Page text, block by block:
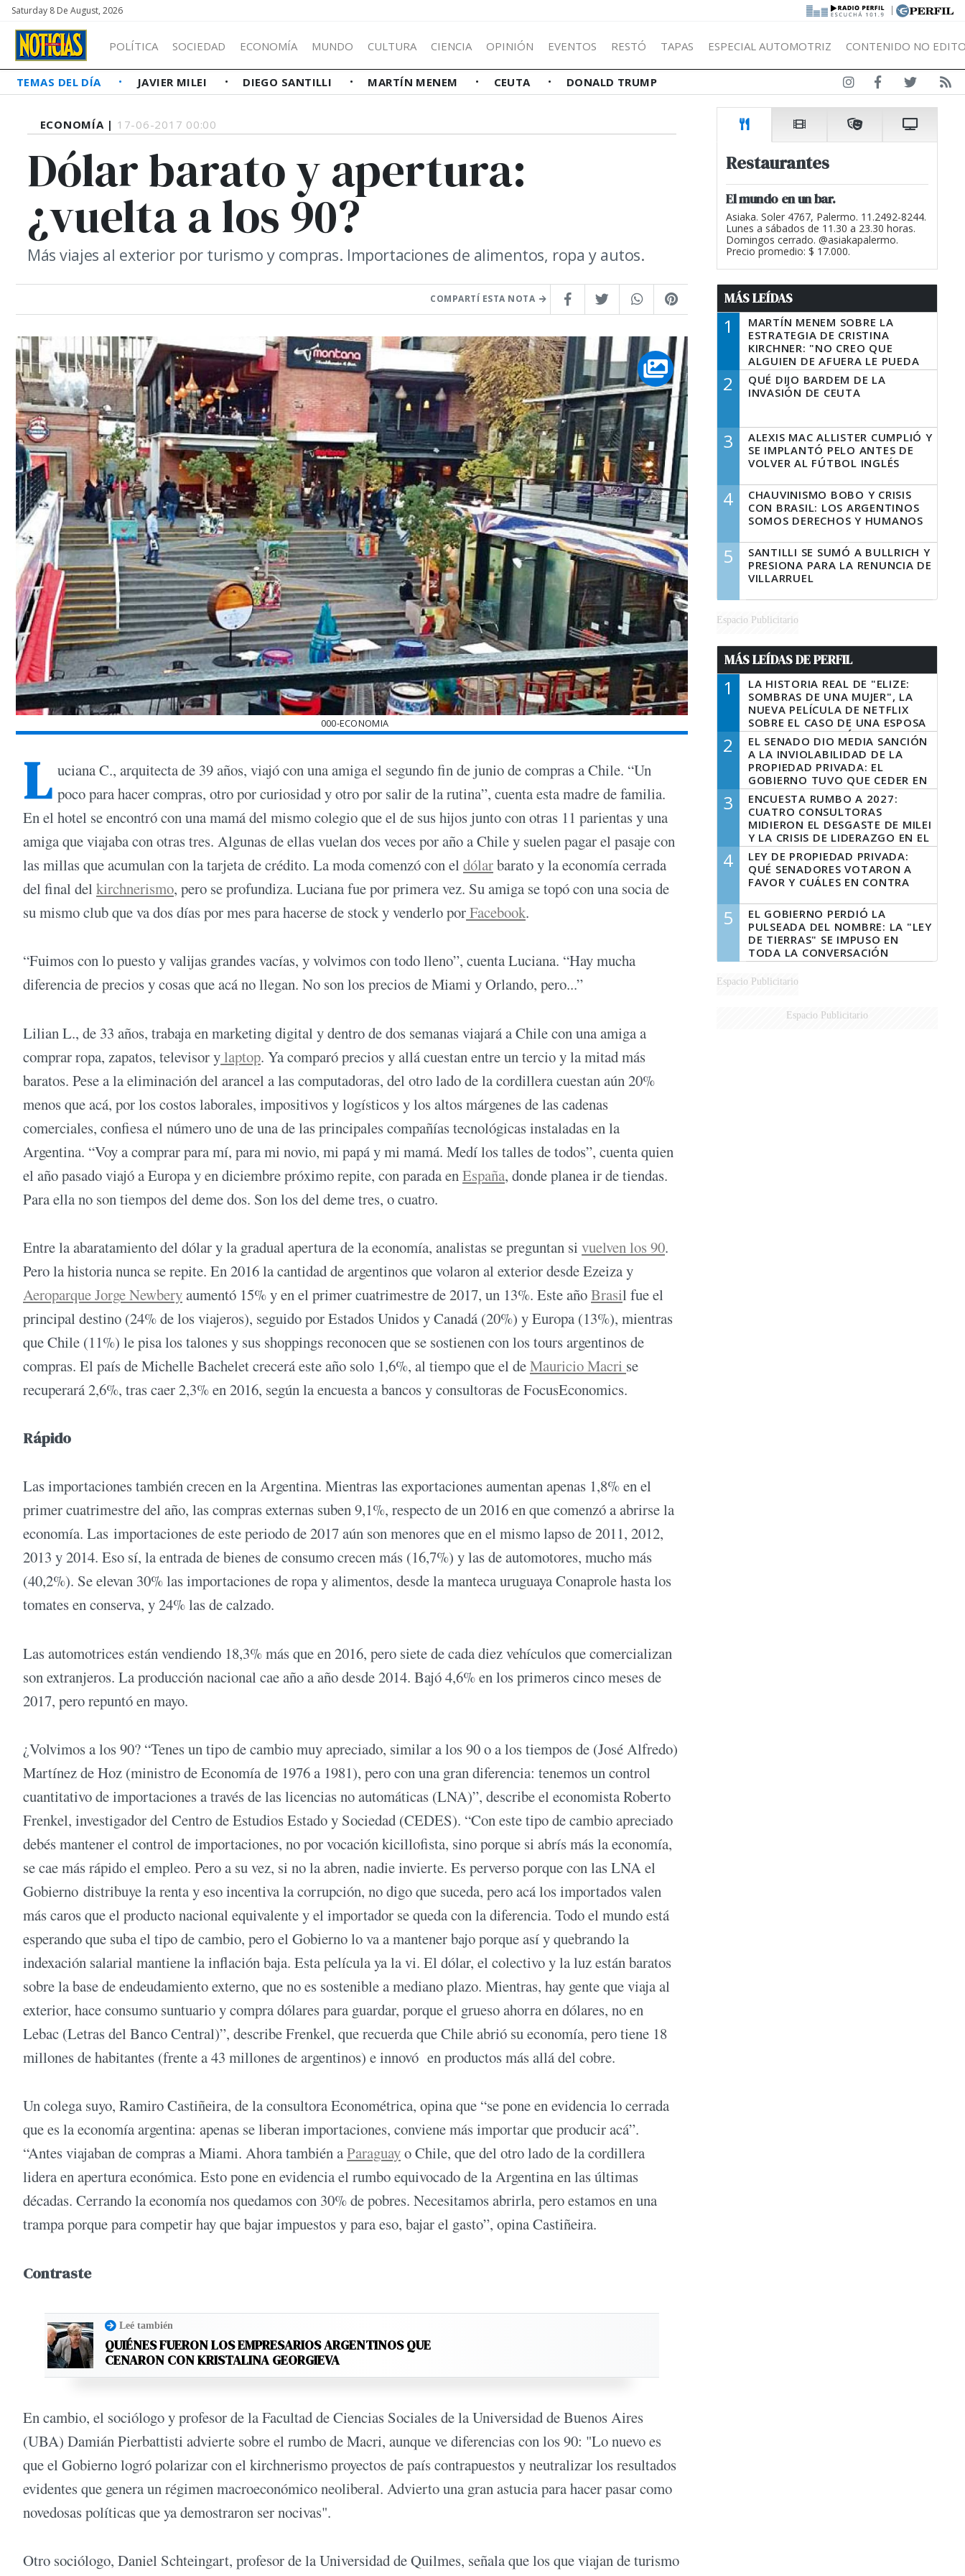
Saturday 8 De August, 2026 |
POLÍTICA SOCIEDAD ECONOMÍA MUNDO CULTURA CIENCIA OPINIÓN EVENTOS RESTÓ TAPAS ESPECIAL AUTOMOTRIZ CONTENIDO NO
TEMAS DEL DÍA JAVIER MILEI DIEGO SANTILLI MARTÍN MENEM CEUTA DONALD TRUMP
ECONOMÍA | 17-06-2017 00:00
Dólar barato y apertura:
¿vuelta a los 90?
Más viajes al exterior por turismo y compras. Importaciones de alimentos, ropa y autos.
COMPARTÍ ESTA NOTA
000-ECONOMIA
L uciana C., arquitecta de 39 años, viajó con una amiga el segundo fin de junio de compras a Chile. “Un
poco para hacer compras, otro por curiosidad y otro por salir de la rutina”, cuenta esta madre de familia.
En el hotel se encontró con una mamá del mismo colegio que el de sus hijos junto con otras 11 parientas y una
amiga que viajaba con otras tres. Algunas de ellas vuelan dos veces por año a Chile y suelen pagar el pasaje con
las millas que acumulan con la tarjeta de crédito. La moda comenzó con el dólarbarato y la economía cerrada
del final del kirchnerismo, pero se profundiza. Luciana fue por primera vez. Su amiga se topó con una socia de
su mismo club que va dos días por mes para hacerse de stock y venderlo porFacebook.
“Fuimos con lo puesto y valijas grandes vacías, y volvimos con todo lleno”, cuenta Luciana. “Hay mucha
diferencia de precios y cosas que acá no llegan. No son los precios de Miami y Orlando, pero...”
Lilian L., de 33 años, trabaja en marketing digital y dentro de dos semanas viajará a Chile con una amiga a
comprar ropa, zapatos, televisor ylaptop. Ya comparó precios y allá cuestan entre un tercio y la mitad más
baratos. Pese a la eliminación del arancel a las computadoras, del otro lado de la cordillera cuestan aún 20%
menos que acá, por los costos laborales, impositivos y logísticos y los altos márgenes de las cadenas
comerciales, confiesa el número uno de una de las principales compañías tecnológicas instaladas en la
Argentina. “Voy a comprar para mí, para mi novio, mi papá y mi mamá. Medí los talles de todos”, cuenta quien
el año pasado viajó a Europa y en diciembre próximo repite, con parada enEspaña, donde planea ir de tiendas.
Para ella no son tiempos del deme dos. Son los del deme tres, o cuatro.
Entre la abaratamiento del dólar y la gradual apertura de la economía, analistas se preguntan si vuelven los 90.
Pero la historia nunca se repite. En 2016 la cantidad de argentinos que volaron al exterior desde Ezeiza y
Aeroparque Jorge Newberyaumentó 15% y en el primer cuatrimestre de 2017, un 13%. Este añoBrasil fue el
principal destino (24% de los viajeros), seguido por Estados Unidos y Canadá (20%) y Europa (13%), mientras
que Chile (11%) le pisa los talones y sus shoppings reconocen que se sostienen con los tours argentinos de
compras. El país de Michelle Bachelet crecerá este año solo 1,6%, al tiempo que el deMauricio Macri se
recuperará 2,6%, tras caer 2,3% en 2016, según la encuesta a bancos y consultoras de FocusEconomics.
Rápido
Las importaciones también crecen en la Argentina. Mientras las exportaciones aumentan apenas 1,8% en el
primer cuatrimestre del año, las compras externas suben 9,1%, respecto de un 2016 en que comenzó a abrirse la
economía. Las importaciones de este periodo de 2017 aún son menores que en el mismo lapso de 2011, 2012,
2013 y 2014. Eso sí, la entrada de bienes de consumo crecen más (16,7%) y las de automotores, mucho más
(40,2%). Se elevan 30% las importaciones de ropa y alimentos, desde la manteca uruguaya Conaprole hasta los
tomates en conserva, y 24% las de calzado.
Las automotrices están vendiendo 18,3% más que en 2016, pero siete de cada diez vehículos que comercializan
son extranjeros. La producción nacional cae año a año desde 2014. Bajó 4,6% en los primeros cinco meses de
2017, pero repuntó en mayo.
¿Volvimos a los 90? “Tenes un tipo de cambio muy apreciado, similar a los 90 o a los tiempos de (José Alfredo)
Martínez de Hoz (ministro de Economía de 1976 a 1981), pero con una gran diferencia: tenemos un control
cuantitativo de importaciones a través de las licencias no automáticas (LNA)”, describe el economista Roberto
Frenkel, investigador del Centro de Estudios Estado y Sociedad (CEDES). “Con este tipo de cambio apreciado
debés mantener el control de importaciones, no por vocación kicillofista, sino porque si abrís más la economía,
se cae más rápido el empleo. Pero a su vez, si no la abren, nadie invierte. Es perverso porque con las LNA el
Gobierno distribuye la renta y eso incentiva la corrupción, no digo que suceda, pero acá los importados valen
más caros que el producto nacional equivalente y el importador se queda con la diferencia. Todo el mundo está
esperando que suba el tipo de cambio, pero el Gobierno lo va a mantener bajo porque así y quebrando la
indexación salarial mantiene la inflación baja. Esta película ya la vi. El dólar, el colectivo y la luz están baratos
sobre la base de endeudamiento externo, que no es sostenible a mediano plazo. Mientras, hay gente que viaja al
exterior, hace consumo suntuario y compra dólares para guardar, porque el grueso ahorra en dólares, no en
Lebac (Letras del Banco Central)”, describe Frenkel, que recuerda que Chile abrió su economía, pero tiene 18
millones de habitantes (frente a 43 millones de argentinos) e innovó en productos más allá del cobre.
Un colega suyo, Ramiro Castiñeira, de la consultora Econométrica, opina que “se pone en evidencia lo cerrada
que es la economía argentina: apenas se liberan importaciones, conviene más importar que producir acá”.
“Antes viajaban de compras a Miami. Ahora también aParaguayo Chile, que del otro lado de la cordillera
lidera en apertura económica. Esto pone en evidencia el rumbo equivocado de la Argentina en las últimas
décadas. Cerrando la economía nos quedamos con 30% de pobres. Necesitamos abrirla, pero estamos en una
trampa porque para competir hay que bajar impuestos y para eso, bajar el gasto”, opina Castiñeira.
Contraste
Leé también
QUIÉNES FUERON LOS EMPRESARIOS ARGENTINOS QUE
CENARON CON KRISTALINA GEORGIEVA
En cambio, el sociólogo y profesor de la Facultad de Ciencias Sociales de la Universidad de Buenos Aires
(UBA) Damián Pierbattisti advierte sobre el rumbo de Macri, aunque ve diferencias con los 90: "Lo nuevo es
que el Gobierno logró polarizar con el kirchnerismo proyectos de país contrapuestos y neutralizar los resultados
evidentes que genera un régimen macroeconómico neoliberal. Advierto una gran astucia para hacer pasar como
novedosas políticas que ya demostraron ser nocivas".
Otro sociólogo, Daniel Schteingart, profesor de la Universidad de Quilmes, señala que los que viajan de turismo
Restaurantes
El mundo en un bar.
Asiaka. Soler 4767, Palermo. 11.2492-8244.
Lunes a sábados de 11.30 a 23.30 horas.
Domingos cerrado. @asiakapalermo.
Precio promedio: $ 17.000.
MÁS LEÍDAS
1
MARTÍN MENEM SOBRE LA
ESTRATEGIA DE CRISTINA
KIRCHNER: "NO CREO QUE
ALGUIEN DE AFUERA LE PUEDA
DECIR A LA JUSTICIA LO QUE
TIENE QUE HACER"
2
QUÉ DIJO BARDEM DE LA
INVASIÓN DE CEUTA
3
ALEXIS MAC ALLISTER CUMPLIÓ Y
SE IMPLANTÓ PELO ANTES DE
VOLVER AL FÚTBOL INGLÉS
4
CHAUVINISMO BOBO Y CRISIS
CON BRASIL: LOS ARGENTINOS
SOMOS DERECHOS Y HUMANOS
5
SANTILLI SE SUMÓ A BULLRICH Y
PRESIONA PARA LA RENUNCIA DE
VILLARRUEL
Espacio Publicitario
MÁS LEÍDAS DE PERFIL
1
LA HISTORIA REAL DE "ELIZE:
SOMBRAS DE UNA MUJER", LA
NUEVA PELÍCULA DE NETFLIX
SOBRE EL CASO DE UNA ESPOSA
QUE DESCUARTIZÓ A SU
MARIDO
2
EL SENADO DIO MEDIA SANCIÓN
A LA INVIOLABILIDAD DE LA
PROPIEDAD PRIVADA: EL
GOBIERNO TUVO QUE CEDER EN
LA LEY DEL MANEJO DEL FUEGO
3
ENCUESTA RUMBO A 2027:
CUATRO CONSULTORAS
MIDIERON EL DESGASTE DE MILEI
Y LA CRISIS DE LIDERAZGO EN EL
PERONISMO
4
LEY DE PROPIEDAD PRIVADA:
QUÉ SENADORES VOTARON A
FAVOR Y CUÁLES EN CONTRA
5
EL GOBIERNO PERDIÓ LA
PULSEADA DEL NOMBRE: LA "LEY
DE TIERRAS" SE IMPUSO EN
TODA LA CONVERSACIÓN
DIGITAL
Espacio Publicitario
Espacio Publicitario